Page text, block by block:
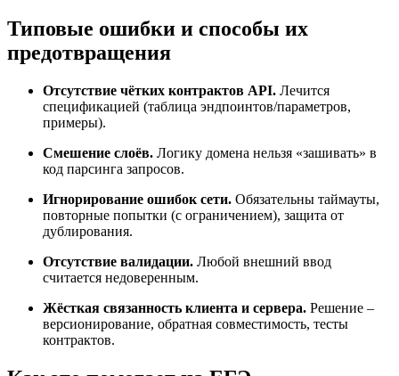
Типовые ошибки и способы их
предотвращения
Отсутствие чётких контрактов API. Лечится
спецификацией (таблица эндпоинтов/параметров,
примеры).
Смешение слоёв. Логику домена нельзя «зашивать» в
код парсинга запросов.
Игнорирование ошибок сети. Обязательны таймауты,
повторные попытки (с ограничением), защита от
дублирования.
Отсутствие валидации. Любой внешний ввод
считается недоверенным.
Жёсткая связанность клиента и сервера. Решение –
версионирование, обратная совместимость, тесты
контрактов.